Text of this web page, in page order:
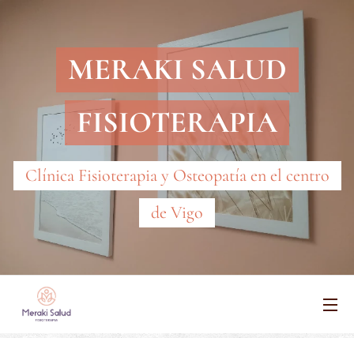
MERAKI SALUD
FISIOTERAPIA
Clínica Fisioterapia y Osteopatía en el centro
de Vigo